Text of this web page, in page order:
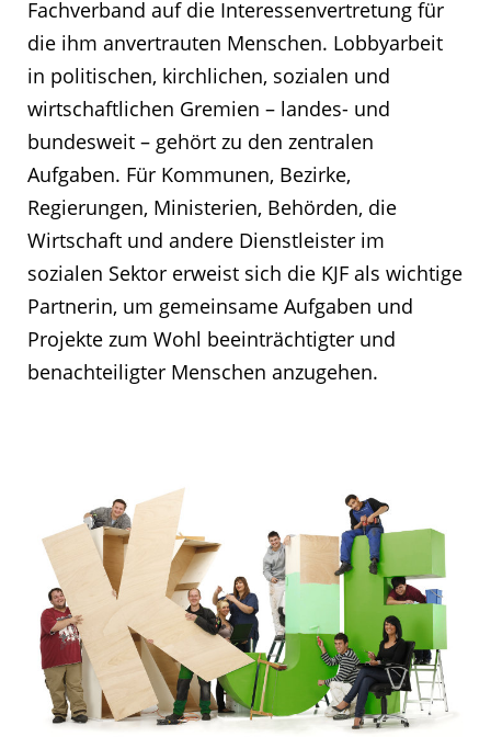
Fachverband auf die Interessenvertretung für
die ihm anvertrauten Menschen. Lobbyarbeit
in politischen, kirchlichen, sozialen und
wirtschaftlichen Gremien – landes- und
bundesweit – gehört zu den zentralen
Aufgaben. Für Kommunen, Bezirke,
Regierungen, Ministerien, Behörden, die
Wirtschaft und andere Dienstleister im
sozialen Sektor erweist sich die KJF als wichtige
Partnerin, um gemeinsame Aufgaben und
Projekte zum Wohl beeinträchtigter und
benachteiligter Menschen anzugehen.